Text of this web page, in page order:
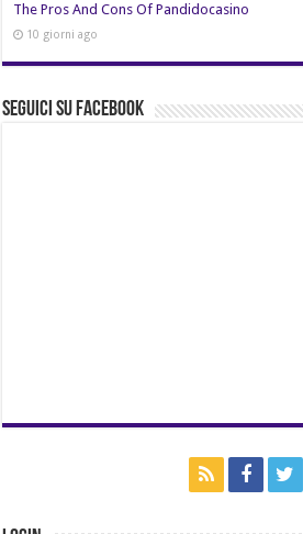
The Pros And Cons Of Pandidocasino
10 giorni ago
Seguici su Facebook